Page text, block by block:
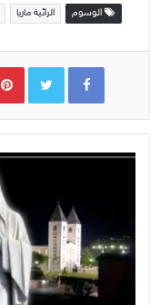
الوسوم الرائية ماريا